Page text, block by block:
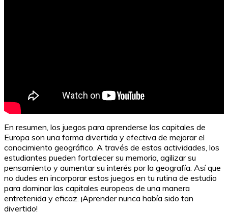
En resumen, los juegos para aprenderse las capitales de
Europa son una forma divertida y efectiva de mejorar el
conocimiento geográfico. A través de estas actividades, los
estudiantes pueden fortalecer su memoria, agilizar su
pensamiento y aumentar su interés por la geografía. Así que
no dudes en incorporar estos juegos en tu rutina de estudio
para dominar las capitales europeas de una manera
entretenida y eficaz. ¡Aprender nunca había sido tan
divertido!